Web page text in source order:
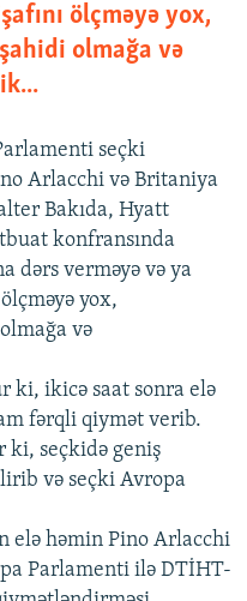
ölçməyə yox,
olmağa və
seçki
Arlacchi və Britaniya
Bakıda, Hyatt
konfransında
dərs verməyə və ya
yox,
və
ki, ikicə saat sonra elə
fərqli qiymət verib.
ki, seçkidə geniş
və seçki Avropa
elə həmin Pino Arlacchi
Parlamenti ilə DTİHT-